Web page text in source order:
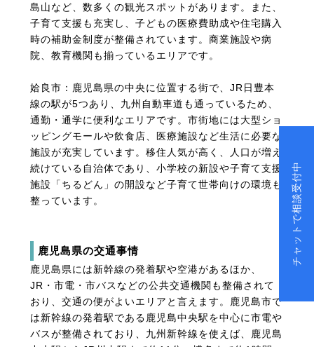
島山など、数多くの観光スポットがあります。また、
子育て支援も充実し、子どもの医療費助成や住宅購入
時の補助金制度が整備されています。商業施設や病
院、教育機関も揃っているエリアです。
姶良市：鹿児島県の中央に位置する街で、JR日豊本
線の駅が5つあり、九州自動車道も通っているため、
通勤・通学に便利なエリアです。市街地には大型ショ
ッピングモールや飲食店、医療施設など生活に必要な
施設が充実しています。移住人気が高く、人口が増え
続けている自治体であり、小学校の新設や子育て支援
施設「ちるどん」の開設など子育て世帯向けの環境も
整っています。
鹿児島県の交通事情
鹿児島県には新幹線の発着駅や空港があるほか、
JR・市電・市バスなどの公共交通機関も整備されて
おり、交通の便がよいエリアと言えます。鹿児島市で
は新幹線の発着駅である鹿児島中央駅を中心に市電や
バスが整備されており、九州新幹線を使えば、鹿児島
チャットで相談受付中